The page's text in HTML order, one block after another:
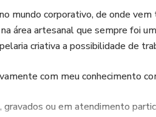
mundo corporativo, de onde
área artesanal que sempre foi
criativa a possibilidade de
com meu conhecimento
ou em atendimento